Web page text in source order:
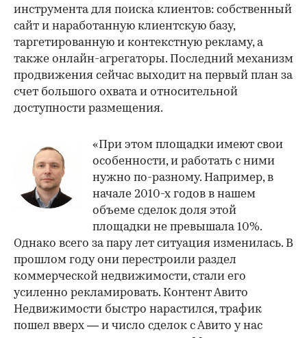
инструмента для поиска клиентов: собственный
сайт и наработанную клиентскую базу,
таргетированную и контекстную рекламу, а
также онлайн-агрегаторы. Последний механизм
продвижения сейчас выходит на первый план за
счет большого охвата и относительной
доступности размещения.
«При этом площадки имеют свои
особенности, и работать с ними
нужно по-разному. Например, в
начале 2010-х годов в нашем
объеме сделок доля этой
площадки не превышала 10%.
Однако всего за пару лет ситуация изменилась. В
прошлом году они перестроили раздел
коммерческой недвижимости, стали его
усиленно рекламировать. Контент Авито
Недвижимости быстро нарастился, трафик
пошел вверх — и число сделок с Авито у нас